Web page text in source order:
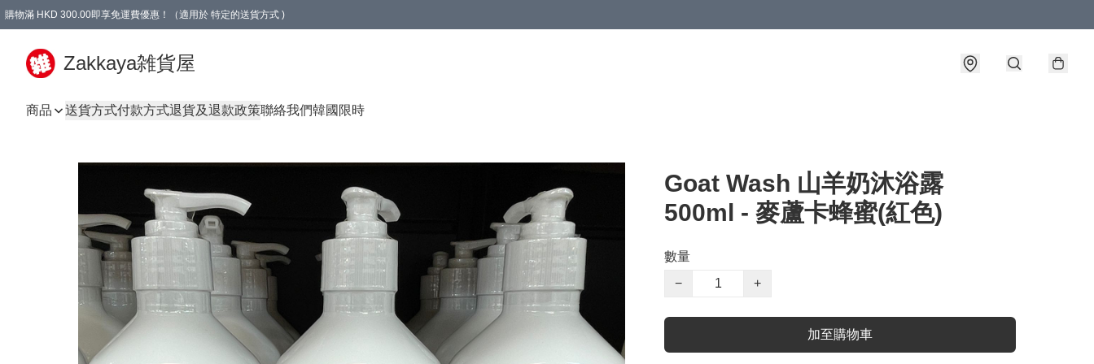
購物滿 HKD 300.00即享免運費優惠！（適用於 特定的送貨方式 )
Zakkaya雑貨屋
商品 送貨方式付款方式退貨及退款政策聯絡我們韓國限時
Goat Wash 山羊奶沐浴露
500ml - 麥蘆卡蜂蜜(紅色)
數量
−
+
加至購物車